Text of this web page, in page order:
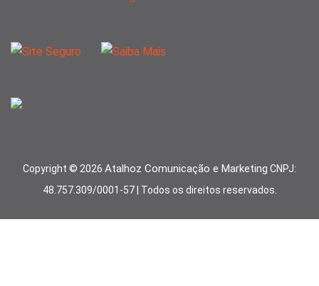
Copyright © 2026 Atalhoz Comunicação e Marketing CNPJ:
48.757.309/0001-57 | Todos os direitos reservados.